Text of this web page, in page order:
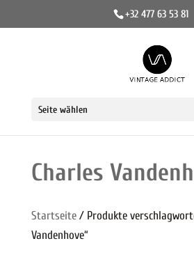
+32 477 63 53 81
Seite wählen
Charles
Startseite/ Produkte
Vandenhove“